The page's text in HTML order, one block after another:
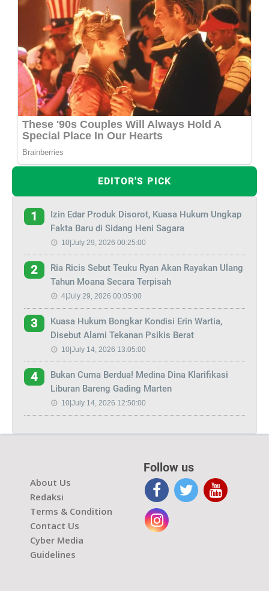
EDITOR'S PICK
1
Izin Edar Produk Disorot, Kuasa Hukum Ungkap
Fakta Baru di Sidang Heni Sagara
10|July 29, 2026 00:25:00
2
Ria Ricis Sebut Teuku Ryan Akan Rayakan Ulang
Tahun Moana Secara Terpisah
4|July 29, 2026 00:05:00
3
Kuasa Hukum Bongkar Kondisi Erin Wartia,
Disebut Alami Tekanan Psikis Berat
10|July 14, 2026 13:05:00
4
Bukan Cuma Berdua! Medina Dina Klarifikasi
Liburan Bareng Gading Marten
10|July 14, 2026 12:50:00
About Us
Redaksi
Terms & Condition
Contact Us
Cyber Media
Guidelines
Follow us